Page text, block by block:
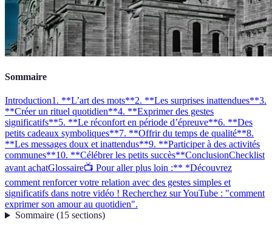
Sommaire
Introduction1. **L’art des mots**2. **Les surprises inattendues**3.
**Créer un rituel quotidien**4. **Exprimer des gestes
significatifs**5. **Le réconfort en période d’épreuve**6. **Des
petits cadeaux symboliques**7. **Offrir du temps de qualité**8.
**Les messages doux et inattendus**9. **Participer à des activités
communes**10. **Célébrer les petits succès**ConclusionChecklist
avant achatGlossaire📺 Pour aller plus loin :** *Découvrez
comment renforcer votre relation avec des gestes simples et
significatifs dans notre vidéo ! Recherchez sur YouTube : "comment
exprimer son amour au quotidien".
Sommaire(15 sections)